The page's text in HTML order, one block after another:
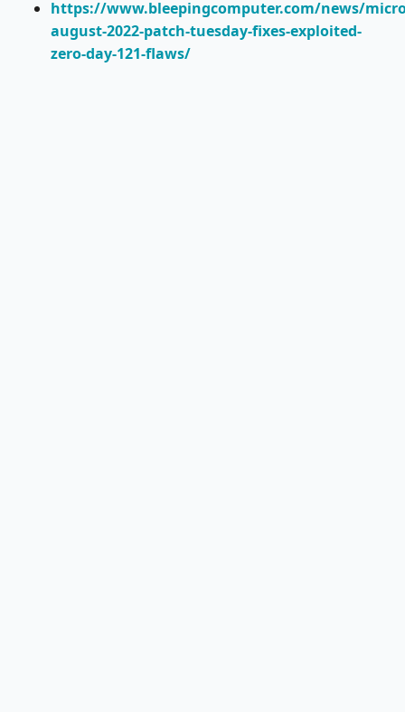
https://www.bleepingcomputer.com/news/
august-2022-patch-tuesday-fixes-exploited-
zero-day-121-flaws/